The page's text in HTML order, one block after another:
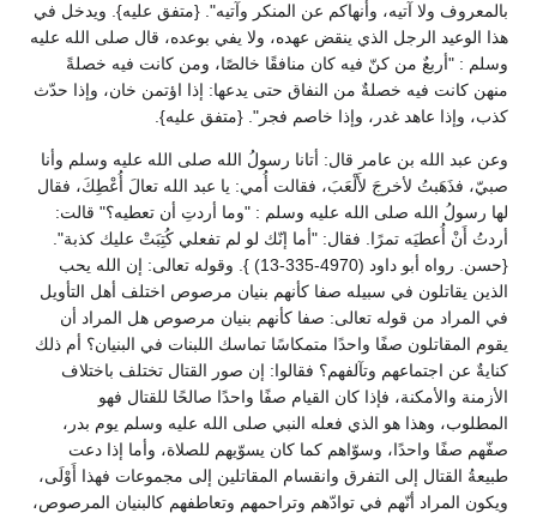
بالمعروف ولا آتيه، وأنهاكم عن المنكر وآتيه". {متفق عليه}. ويدخل في
هذا الوعيد الرجل الذي ينقض عهده، ولا يفي بوعده، قال صلى الله عليه
وسلم : "أربعٌ من كنّ فيه كان منافقًا خالصًا، ومن كانت فيه خصلةً
منهن كانت فيه خصلةٌ من النفاق حتى يدعها: إذا اؤتمن خان، وإذا حدّث
كذب، وإذا عاهد غدر، وإذا خاصم فجر". {متفق عليه}.
وعن عبد الله بن عامر قال: أتانا رسولُ الله صلى الله عليه وسلم وأنا
صبيّ، فذَهَبتُ لأخرجَ لأَلْعَبَ، فقالت أُمي: يا عبد الله تعالَ أُعْطِكَ، فقال
لها رسولُ الله صلى الله عليه وسلم : "وما أردتِ أن تعطيه؟" قالت:
أردتُ أَنْ أُعطيَه تمرًا. فقال: "أما إنّك لو لم تفعلي كُتِبَتْ عليك كذبة".
{حسن. رواه أبو داود (4970-335-13) }. وقوله تعالى: إن الله يحب
الذين يقاتلون في سبيله صفا كأنهم بنيان مرصوص اختلف أهل التأويل
في المراد من قوله تعالى: صفا كأنهم بنيان مرصوص هل المراد أن
يقوم المقاتلون صفًا واحدًا متمكاسًا تماسك اللبنات في البنيان؟ أم ذلك
كنايةٌ عن اجتماعهم وتآلفهم؟ فقالوا: إن صور القتال تختلف باختلاف
الأزمنة والأمكنة، فإذا كان القيام صفًا واحدًا صالحًا للقتال فهو
المطلوب، وهذا هو الذي فعله النبي صلى الله عليه وسلم يوم بدر،
صفّهم صفًا واحدًا، وسوّاهم كما كان يسوّيهم للصلاة، وأما إذا دعت
طبيعةُ القتال إلى التفرق وانقسام المقاتلين إلى مجموعات فهذا أَوْلَى،
ويكون المراد أنّهم في توادّهم وتراحمهم وتعاطفهم كالبنيان المرصوص،